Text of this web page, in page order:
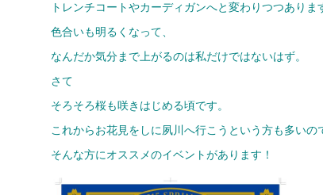
トレンチコートやカーディガンへと変わりつつありま
色合いも明るくなって、
なんだか気分まで上がるのは私だけではないはず。
さて
そろそろ桜も咲きはじめる頃です。
これからお花見をしに夙川へ行こうという方も多いの
そんな方にオススメのイベントがあります！